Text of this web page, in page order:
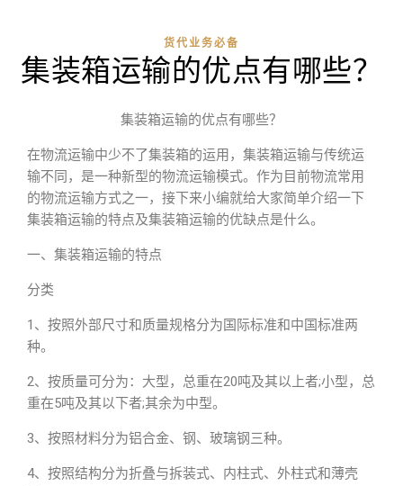
货代业务必备
集装箱运输的优点有哪些？
集装箱运输的优点有哪些？
在物流运输中少不了集装箱的运用，集装箱运输与传统运
输不同，是一种新型的物流运输模式。作为目前物流常用
的物流运输方式之一，接下来小编就给大家简单介绍一下
集装箱运输的特点及集装箱运输的优缺点是什么。
一、集装箱运输的特点
分类
1、按照外部尺寸和质量规格分为国际标准和中国标准两
种。
2、按质量可分为：大型，总重在20吨及其以上者;小型，总
重在5吨及其以下者;其余为中型。
3、按照材料分为铝合金、钢、玻璃钢三种。
4、按照结构分为折叠与拆装式、内柱式、外柱式和薄壳